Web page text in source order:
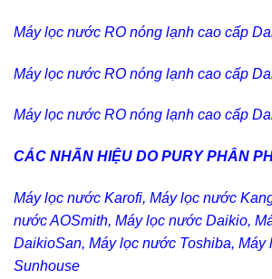
Máy lọc nước RO nóng lạnh cao cấp
Máy lọc nước RO nóng lạnh cao cấp
Máy lọc nước RO nóng lạnh cao cấp
CÁC NHÃN HIỆU DO PURY PHÂN
Máy lọc nước Karofi, Máy lọc nước
nước AOSmith, Máy lọc nước Daikio,
DaikioSan, Máy lọc nước Toshiba, Máy
Sunhouse